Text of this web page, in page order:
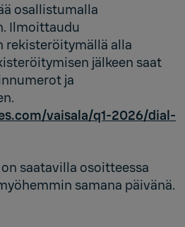
osallistumalla
Ilmoittaudu
rekisteröitymällä alla
jälkeen saat
ja
vaisala/q1-2026/dial-
saatavilla osoitteessa
samana päivänä.